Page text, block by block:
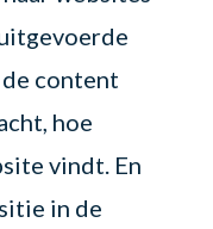
content
hoe
vindt. En
in de